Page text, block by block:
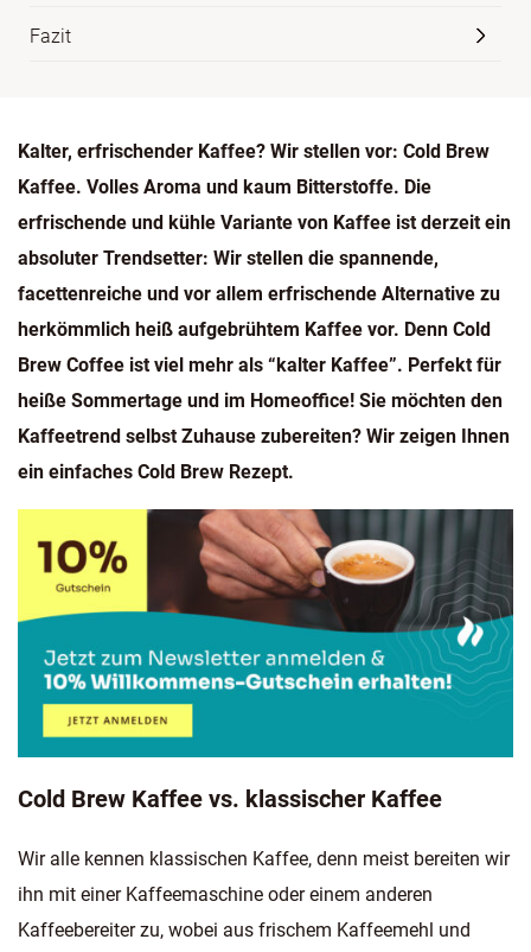
Fazit
Kalter, erfrischender Kaffee? Wir stellen vor: Cold Brew
Kaffee. Volles Aroma und kaum Bitterstoffe. Die
erfrischende und kühle Variante von Kaffee ist derzeit ein
absoluter Trendsetter: Wir stellen die spannende,
facettenreiche und vor allem erfrischende Alternative zu
herkömmlich heiß aufgebrühtem Kaffee vor. Denn Cold
Brew Coffee ist viel mehr als “kalter Kaffee”. Perfekt für
heiße Sommertage und im Homeoffice! Sie möchten den
Kaffeetrend selbst Zuhause zubereiten? Wir zeigen Ihnen
ein einfaches Cold Brew Rezept.
Cold Brew Kaffee vs. klassischer Kaffee
Wir alle kennen klassischen Kaffee, denn meist bereiten wir
ihn mit einer Kaffeemaschine oder einem anderen
Kaffeebereiter zu, wobei aus frischem Kaffeemehl und